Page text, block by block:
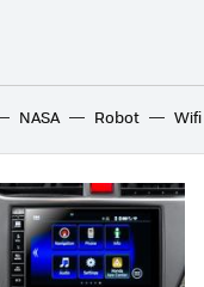
NASA Robot Wifi